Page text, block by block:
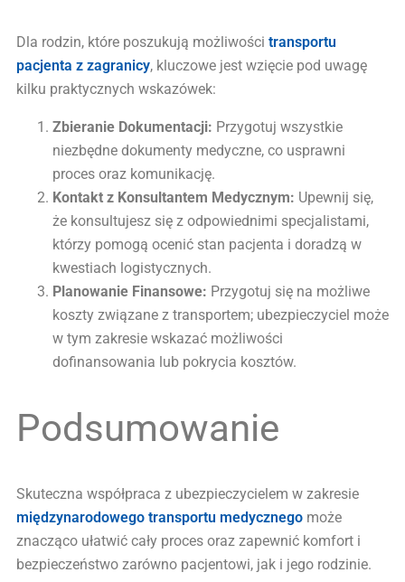
Dla rodzin, które poszukują możliwości transportu
pacjenta z zagranicy, kluczowe jest wzięcie pod uwagę
kilku praktycznych wskazówek:
Zbieranie Dokumentacji: Przygotuj wszystkie
niezbędne dokumenty medyczne, co usprawni
proces oraz komunikację.
Kontakt z Konsultantem Medycznym: Upewnij się,
że konsultujesz się z odpowiednimi specjalistami,
którzy pomogą ocenić stan pacjenta i doradzą w
kwestiach logistycznych.
Planowanie Finansowe: Przygotuj się na możliwe
koszty związane z transportem; ubezpieczyciel może
w tym zakresie wskazać możliwości
dofinansowania lub pokrycia kosztów.
Podsumowanie
Skuteczna współpraca z ubezpieczycielem w zakresie
międzynarodowego transportu medycznego może
znacząco ułatwić cały proces oraz zapewnić komfort i
bezpieczeństwo zarówno pacjentowi, jak i jego rodzinie.